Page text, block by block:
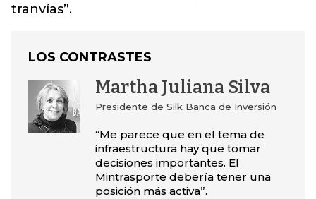
tranvías”.
LOS CONTRASTES
Martha Juliana Silva
Presidente de Silk Banca de Inversión
“Me parece que en el tema de
infraestructura hay que tomar
decisiones importantes. El
Mintrasporte debería tener una
posición más activa”.